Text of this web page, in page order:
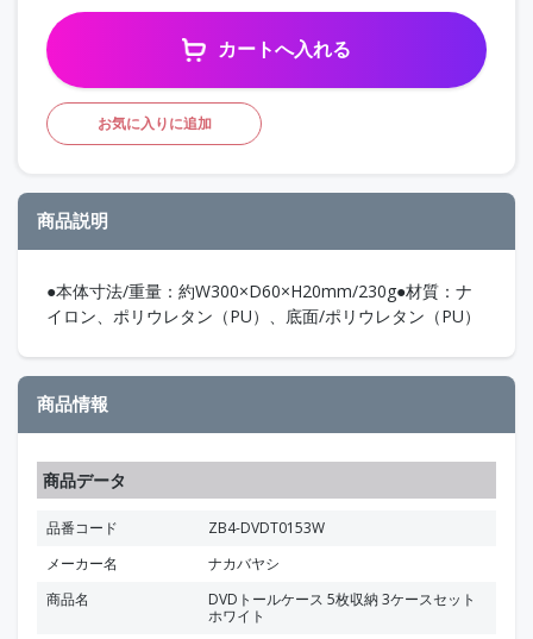
カートへ入れる
お気に入りに追加
商品説明
●本体寸法/重量：約W300×D60×H20mm/230g●材質：ナ
イロン、ポリウレタン（PU）、底面/ポリウレタン（PU）
商品情報
商品データ
品番コード
ZB4-DVDT0153W
メーカー名
ナカバヤシ
商品名
DVDトールケース 5枚収納 3ケースセット
ホワイト